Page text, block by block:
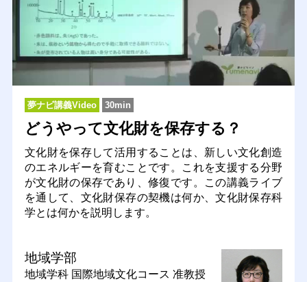
夢ナビ講義Video 30min
どうやって文化財を保存する？
文化財を保存して活用することは、新しい文化創造
のエネルギーを育むことです。これを支援する分野
が文化財の保存であり、修復です。この講義ライブ
を通して、文化財保存の契機は何か、文化財保存科
学とは何かを説明します。
地域学部
地域学科 国際地域文化コース 准教授